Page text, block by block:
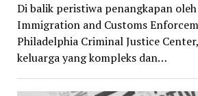
Di balik peristiwa penangkapan oleh
Immigration and Customs
Philadelphia Criminal Justice
keluarga yang kompleks dan…